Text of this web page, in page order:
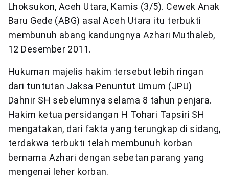
Lhoksukon, Aceh Utara, Kamis (3/5). Cewek Anak
Baru Gede (ABG) asal Aceh Utara itu terbukti
membunuh abang kandungnya Azhari Muthaleb,
12 Desember 2011.
Hukuman majelis hakim tersebut lebih ringan
dari tuntutan Jaksa Penuntut Umum (JPU)
Dahnir SH sebelumnya selama 8 tahun penjara.
Hakim ketua persidangan H Tohari Tapsiri SH
mengatakan, dari fakta yang terungkap di sidang,
terdakwa terbukti telah membunuh korban
bernama Azhari dengan sebetan parang yang
mengenai leher korban.